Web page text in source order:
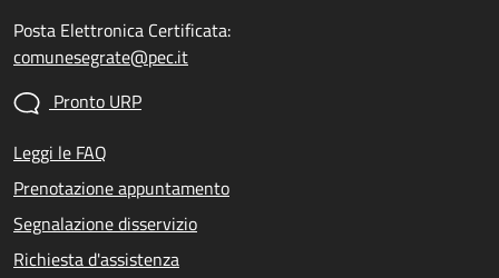
Posta Elettronica Certificata:
comunesegrate@pec.it
Pronto URP
Leggi le FAQ
Prenotazione appuntamento
Segnalazione disservizio
Richiesta d'assistenza